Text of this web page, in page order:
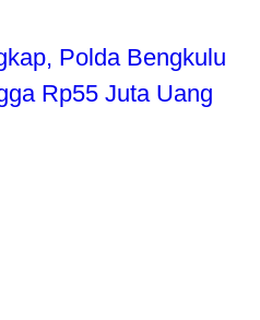
Polda Bengkulu
Rp55 Juta Uang